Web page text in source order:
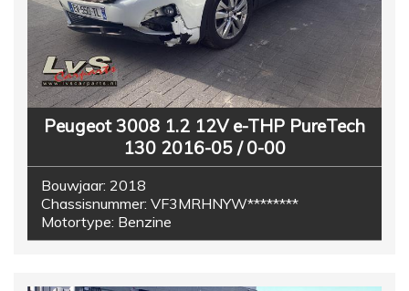
Peugeot 3008 1.2 12V e-THP PureTech
130 2016-05 / 0-00
Bouwjaar: 2018
Chassisnummer: VF3MRHNYW********
Motortype: Benzine